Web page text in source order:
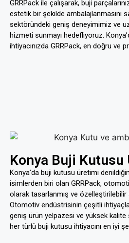
GRRPack ile çalışarak, buji
estetik bir şekilde ambalajlanmasını
sektöründeki geniş deneyimimiz ve
hizmeti sunmayı hedefliyoruz.
ihtiyacınızda GRRPack, en doğru ve
Konya Buji Kutusu
Konya’da buji kutusu üretimi
isimlerden biri olan GRRPack,
olarak tasarlanmış ve
Otomotiv endüstrisinin çeşitli
geniş ürün yelpazesi ve yüksek kalite
her türlü buji kutusu ihtiyacını en iyi